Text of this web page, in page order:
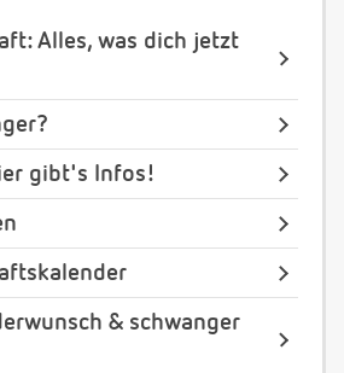
Alles, was dich jetzt
gibt's Infos!
& schwanger